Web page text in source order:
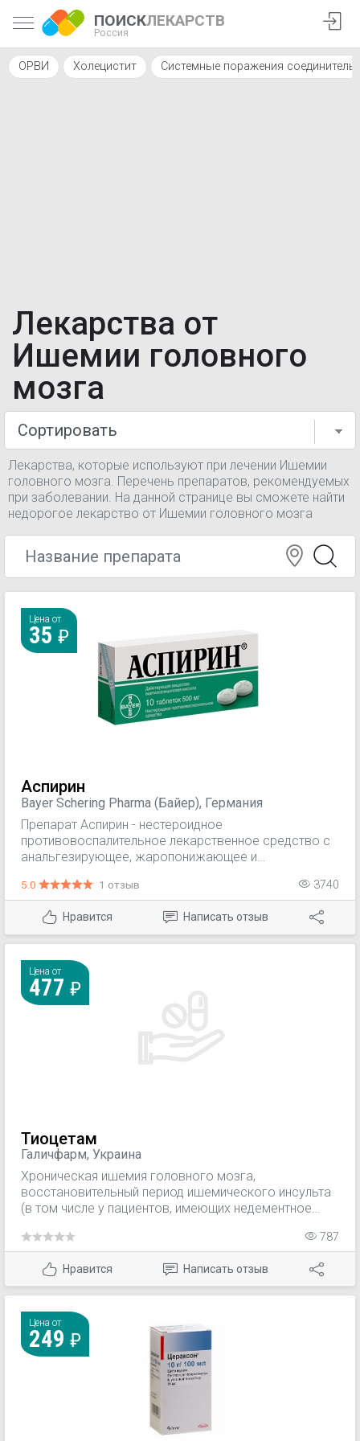
ПОИСКЛЕКАРСТВ
Россия
ОРВИ Холецистит Системные поражения
Лекарства от
Ишемии головного
мозга
Лекарства, которые используют при лечении Ишемии
головного мозга. Перечень препаратов, рекомендуемых
при заболевании. На данной странице вы сможете найти
недорогое лекарство от Ишемии головного мозга
Цена от
35
Аспирин
Bayer Schering Pharma (Байер), Германия
Препарат Аспирин - нестероидное
противовоспалительное лекарственное средство с
анальгезирующее, жаропонижающее и
5.0 1 отзыв 3740
Нравится Написать отзыв
Цена от
477
Тиоцетам
Галичфарм, Украина
Хроническая ишемия головного мозга,
восстановительный период ишемического инсульта
(в том числе у пациентов, имеющих недементное
энцефалопатия.
787
Нравится Написать отзыв
Цена от
249